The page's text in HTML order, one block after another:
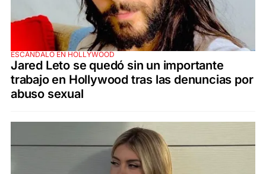
ESCÁNDALO EN HOLLYWOOD
Jared Leto se quedó sin un importante
trabajo en Hollywood tras las denuncias por
abuso sexual